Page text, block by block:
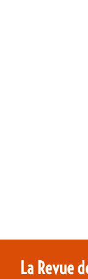
La Revue